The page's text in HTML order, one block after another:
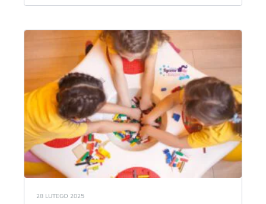
28 LUTEGO 2025